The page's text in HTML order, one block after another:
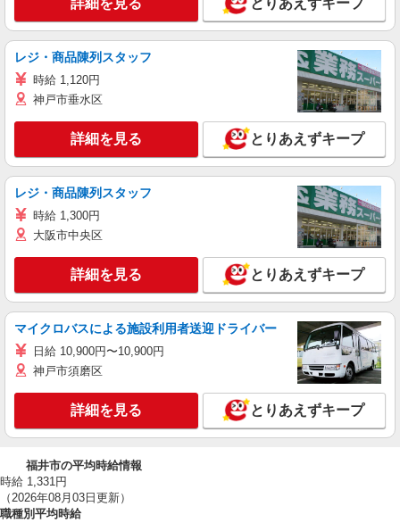
詳細を見る とりあえずキープ
レジ・商品陳列スタッフ
時給 1,120円
神戸市垂水区
詳細を見る とりあえずキープ
レジ・商品陳列スタッフ
時給 1,300円
大阪市中央区
詳細を見る とりあえずキープ
マイクロバスによる施設利用者送迎ドライバー
日給 10,900円〜10,900円
神戸市須磨区
詳細を見る とりあえずキープ
福井市の平均時給情報
時給 1,331円
（2026年08月03日更新）
職種別平均時給